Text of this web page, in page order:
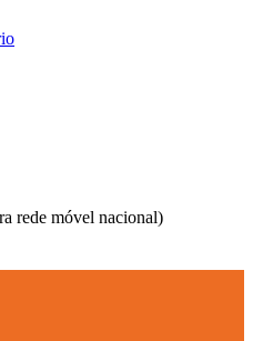
rede móvel nacional)